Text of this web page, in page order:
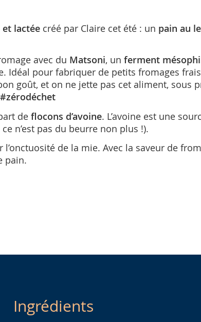
lactéecréé par Claire cet été : un pain au
avec du Matsoni, un ferment
Idéal pour fabriquer de petits fromages
goût, et on ne jette pas cet aliment, sous
#zérodéchet
de flocons d’avoine. L’avoine est une
n’est pas du beurre non plus !).
de la mie. Avec la saveur de
pain.
Ingrédients